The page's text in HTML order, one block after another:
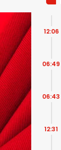
12:06
06:49
06:43
12:31